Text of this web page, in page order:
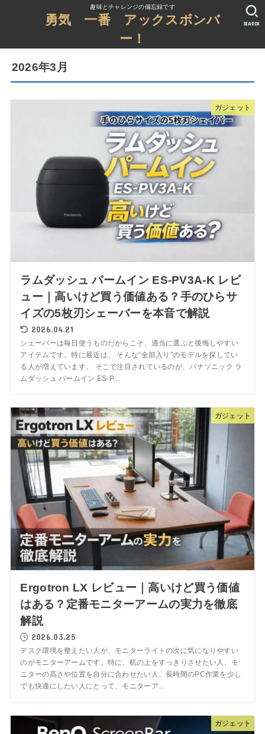
趣味とチャレンジの備忘録です
勇気 一番 アックスボンバ
ー！
SEARCH
2026年3月
ガジェット
ラムダッシュ パームイン ES-PV3A-K レビ
ュー｜高いけど買う価値ある？手のひらサ
イズの5枚刃シェーバーを本音で解説
2026.04.21
シェーバーは毎日使うものだからこそ、適当に選ぶと後悔しやすい
アイテムです。特に最近は、 そんな“全部入り”のモデルを探してい
る人が増えています。 そこで注目されているのが、パナソニック ラ
ムダッシュ パームイン ES-P...
ガジェット
Ergotron LX レビュー｜高いけど買う価値
はある？定番モニターアームの実力を徹底
解説
2026.03.25
デスク環境を整えたい人が、モニターライトの次に気になりやすい
のがモニターアームです。特に、机の上をすっきりさせたい人、モ
ニターの高さや位置を自分に合わせたい人、長時間のPC作業を少し
でも快適にしたい人にとって、モニターア...
ガジェット